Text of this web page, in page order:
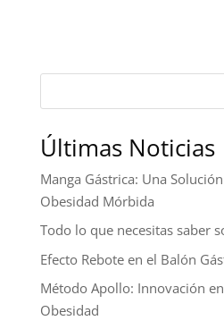
Últimas Noticias
Manga Gástrica: Una
Obesidad Mórbida
Todo lo que necesitas saber
Efecto Rebote en el Balón
Método Apollo: Innovación
Obesidad